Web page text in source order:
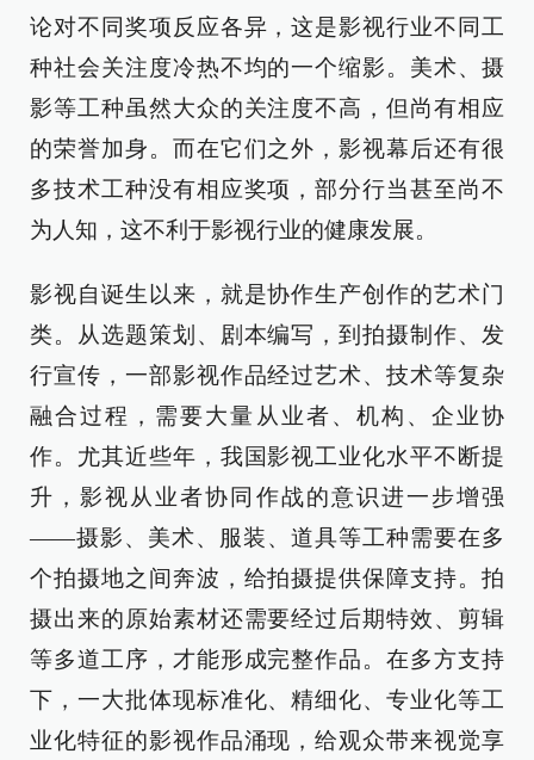
论对不同奖项反应各异，这是影视行业不同工
种社会关注度冷热不均的一个缩影。美术、摄
影等工种虽然大众的关注度不高，但尚有相应
的荣誉加身。而在它们之外，影视幕后还有很
多技术工种没有相应奖项，部分行当甚至尚不
为人知，这不利于影视行业的健康发展。
影视自诞生以来，就是协作生产创作的艺术门
类。从选题策划、剧本编写，到拍摄制作、发
行宣传，一部影视作品经过艺术、技术等复杂
融合过程，需要大量从业者、机构、企业协
作。尤其近些年，我国影视工业化水平不断提
升，影视从业者协同作战的意识进一步增强
——摄影、美术、服装、道具等工种需要在多
个拍摄地之间奔波，给拍摄提供保障支持。拍
摄出来的原始素材还需要经过后期特效、剪辑
等多道工序，才能形成完整作品。在多方支持
下，一大批体现标准化、精细化、专业化等工
业化特征的影视作品涌现，给观众带来视觉享